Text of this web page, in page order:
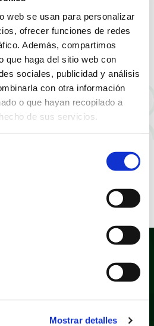
web se usan para personalizar
ofrecer funciones de redes
Además, compartimos
que haga del sitio web con
sociales, publicidad y análisis
con otra información
o que hayan recopilado a
de sus servicios.
Mostrar detalles
actividades